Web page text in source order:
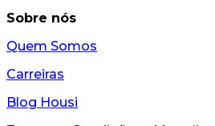
Sobre nós
Quem Somos
Carreiras
Blog Housi